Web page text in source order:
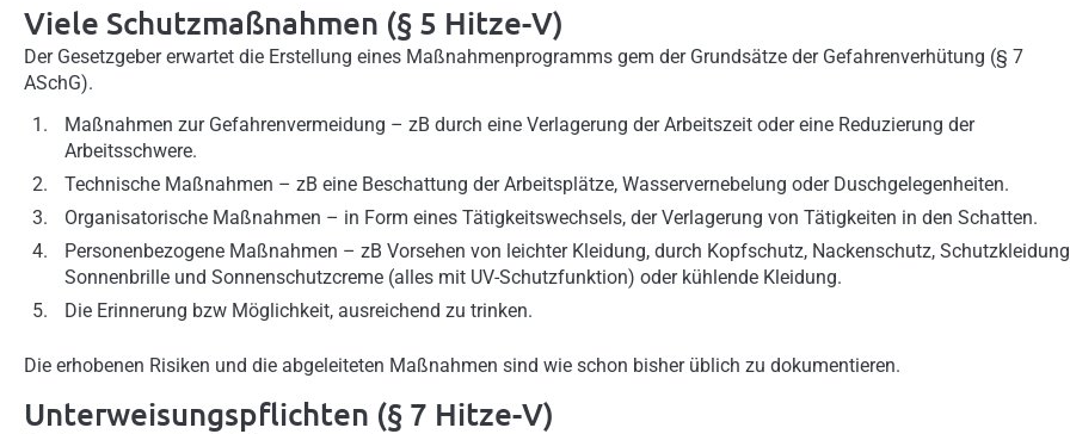
Viele Schutzmaßnahmen (§ 5 Hitze-V)
Der Gesetzgeber erwartet die Erstellung eines Maßnahmenprogramms gem der Grundsätze der Gefahrenverhütung (§ 7
ASchG).
Maßnahmen zur Gefahrenvermeidung – zB durch eine Verlagerung der Arbeitszeit oder eine Reduzierung der
Arbeitsschwere.
Technische Maßnahmen – zB eine Beschattung der Arbeitsplätze, Wasservernebelung oder Duschgelegenheiten.
Organisatorische Maßnahmen – in Form eines Tätigkeitswechsels, der Verlagerung von Tätigkeiten in den Schatten.
Personenbezogene Maßnahmen – zB Vorsehen von leichter Kleidung, durch Kopfschutz, Nackenschutz,
Sonnenbrille und Sonnenschutzcreme (alles mit UV-Schutzfunktion) oder kühlende Kleidung.
Die Erinnerung bzw Möglichkeit, ausreichend zu trinken.
Die erhobenen Risiken und die abgeleiteten Maßnahmen sind wie schon bisher üblich zu dokumentieren.
Unterweisungspflichten (§ 7 Hitze-V)